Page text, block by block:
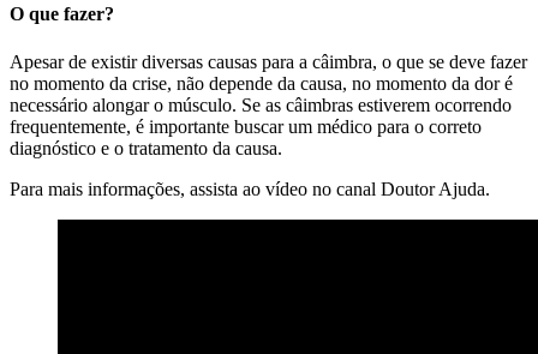
O que fazer?
Apesar de existir diversas causas para a câimbra, o que se deve fazer
no momento da crise, não depende da causa, no momento da dor é
necessário alongar o músculo. Se as câimbras estiverem ocorrendo
frequentemente, é importante buscar um médico para o correto
diagnóstico e o tratamento da causa.
Para mais informações, assista ao vídeo no canal Doutor Ajuda.